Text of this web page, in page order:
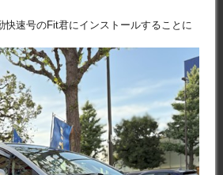
快速号のFit君にインストールすることに